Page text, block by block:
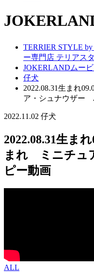
TERRIER STYLE
ー専門店 テリアス
JOKERLANDムー
仔犬
2022.08.31生まれ
ア・シュナウザー
2022.11.02 仔犬
2022.08.31生ま
まれ ミニチュ
ピー動画
ALL